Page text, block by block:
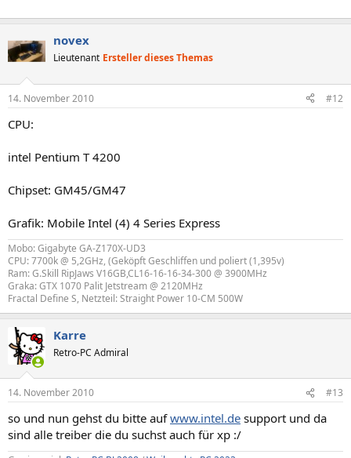
novex
Lieutenant Ersteller dieses Themas
14. November 2010 #12
CPU:
intel Pentium T 4200
Chipset: GM45/GM47
Grafik: Mobile Intel (4) 4 Series Express
Mobo: Gigabyte GA-Z170X-UD3
CPU: 7700k @ 5,2GHz, (Geköpft Geschliffen und poliert (1,395v)
Ram: G.Skill RipJaws V16GB,CL16-16-16-34-300 @ 3900MHz
Graka: GTX 1070 Palit Jetstream @ 2120MHz
Fractal Define S, Netzteil: Straight Power 10-CM 500W
Karre
Retro-PC Admiral
14. November 2010 #13
so und nun gehst du bitte aufwww.intel.de support und da
sind alle treiber die du suchst auch für xp :/